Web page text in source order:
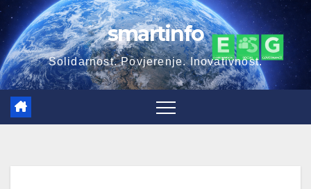
Skip
to
content
smartinfo
Solidarnost. Povjerenje. Inovativnost.